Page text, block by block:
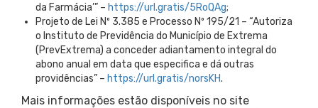
da Farmácia’” – https://url.gratis/5RoQAg;
Projeto de Lei Nº 3.385 e Processo Nº 195/21 – “Autoriza
o Instituto de Previdência do Município de Extrema
(PrevExtrema) a conceder adiantamento integral do
abono anual em data que especifica e dá outras
providências” – https://url.gratis/norsKH.
Mais informações estão disponíveis no site